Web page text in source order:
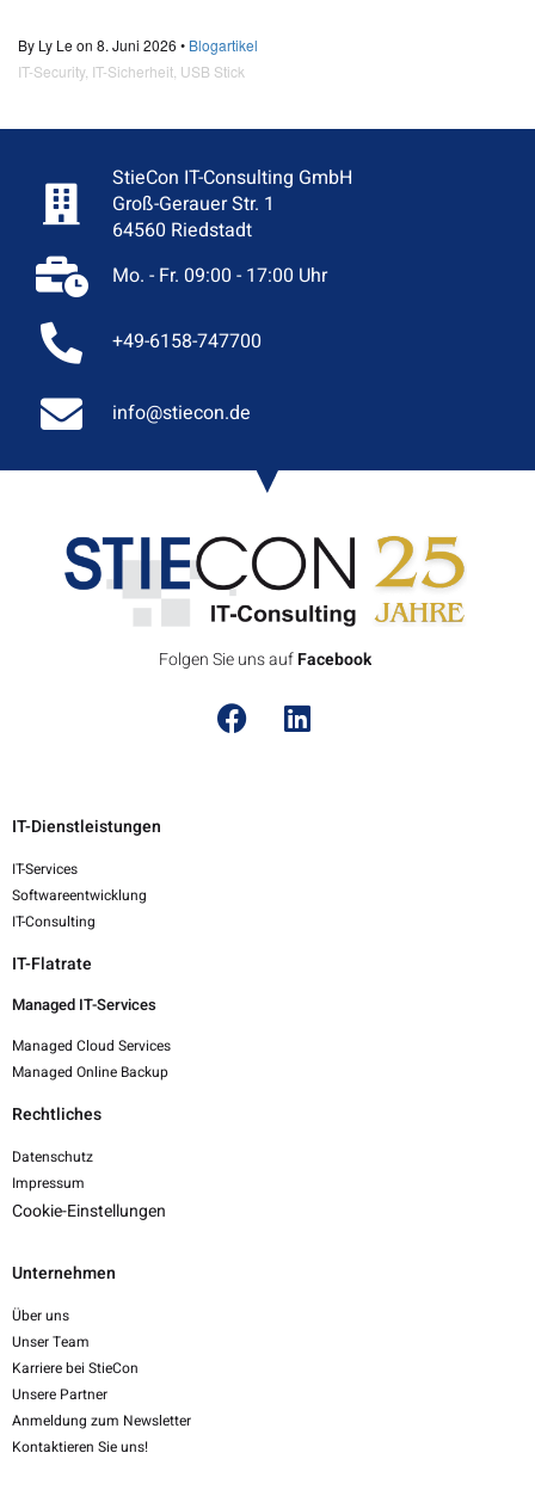
By Ly Le on 8. Juni 2026 • Blogartikel
IT-Security, IT-Sicherheit USB Stick
StieCon IT-Consulting GmbH
Groß-Gerauer Str. 1
64560 Riedstadt
Mo. - Fr. 09:00 - 17:00 Uhr
+49-6158-747700
info@stiecon.de
Folgen Sie uns auf Facebook
IT-Dienstleistungen
IT-Services
Softwareentwicklung
IT-Consulting
IT-Flatrate
Managed IT-Services
Managed Cloud Services
Managed Online Backup
Rechtliches
Datenschutz
Impressum
Cookie-Einstellungen
Unternehmen
Über uns
Unser Team
Karriere bei StieCon
Unsere Partner
Anmeldung zum Newsletter
Kontaktieren Sie uns!